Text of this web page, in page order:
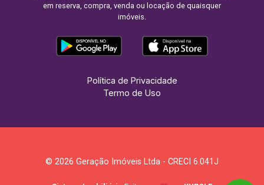
em reserva, compra, venda ou locação de quaisquer
imóveis.
Política de Privacidade
Termo de Uso
© 2026 Geração Imóveis Ltda - CRECI 6.041J